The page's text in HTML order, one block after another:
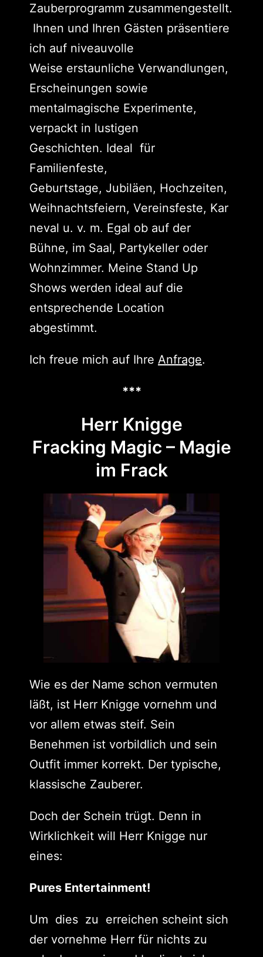
Zauberprogramm zusammengestellt.
Ihnen und Ihren Gästen präsentiere
ich auf niveauvolle
Weise erstaunliche Verwandlungen,
Erscheinungen sowie
mentalmagische Experimente,
verpackt in lustigen
Geschichten. Ideal für
Familienfeste,
Geburtstage, Jubiläen, Hochzeiten,
Weihnachtsfeiern, Vereinsfeste, Kar
neval u. v. m. Egal ob auf der
Bühne, im Saal, Partykeller oder
Wohnzimmer. Meine Stand Up
Shows werden ideal auf die
entsprechende Location
abgestimmt.
Ich freue mich auf Ihre Anfrage.
***
Herr Knigge
Fracking Magic – Magie
im Frack
Wie es der Name schon vermuten
läßt, ist Herr Knigge vornehm und
vor allem etwas steif. Sein
Benehmen ist vorbildlich und sein
Outfit immer korrekt. Der typische,
klassische Zauberer.
Doch der Schein trügt. Denn in
Wirklichkeit will Herr Knigge nur
eines:
Pures Entertainment!
Um dies zu erreichen scheint sich
der vornehme Herr für nichts zu